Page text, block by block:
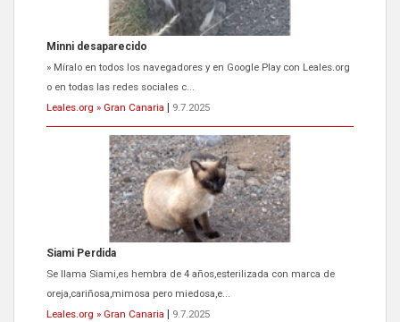
Minni desaparecido
» Míralo en todos los navegadores y en Google Play con Leales.org
o en todas las redes sociales c...
Leales.org » Gran Canaria
9.7.2025
Siami Perdida
Se llama Siami,es hembra de 4 años,esterilizada con marca de
oreja,cariñosa,mimosa pero miedosa,e...
Leales.org » Gran Canaria
9.7.2025